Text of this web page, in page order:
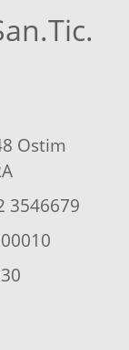
Ostim
3546679